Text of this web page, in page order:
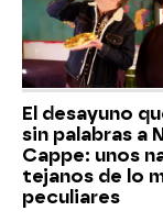
El desayuno
sin palabras a
Cappe: unos
tejanos de lo
peculiares